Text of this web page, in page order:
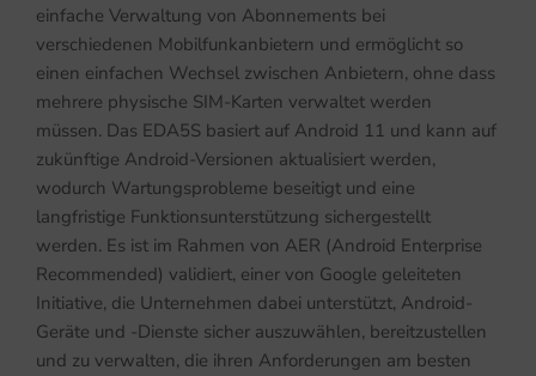
einfache Verwaltung von Abonnements bei
verschiedenen Mobilfunkanbietern und ermöglicht so
einen einfachen Wechsel zwischen Anbietern, ohne dass
mehrere physische SIM-Karten verwaltet werden
müssen. Das EDA5S basiert auf Android 11 und kann auf
zukünftige Android-Versionen aktualisiert werden,
wodurch Wartungsprobleme beseitigt und eine
langfristige Funktionsunterstützung sichergestellt
werden. Es ist im Rahmen von AER (Android Enterprise
Recommended) validiert, einer von Google geleiteten
Initiative, die Unternehmen dabei unterstützt, Android-
Geräte und -Dienste sicher auszuwählen, bereitzustellen
und zu verwalten, die ihren Anforderungen am besten